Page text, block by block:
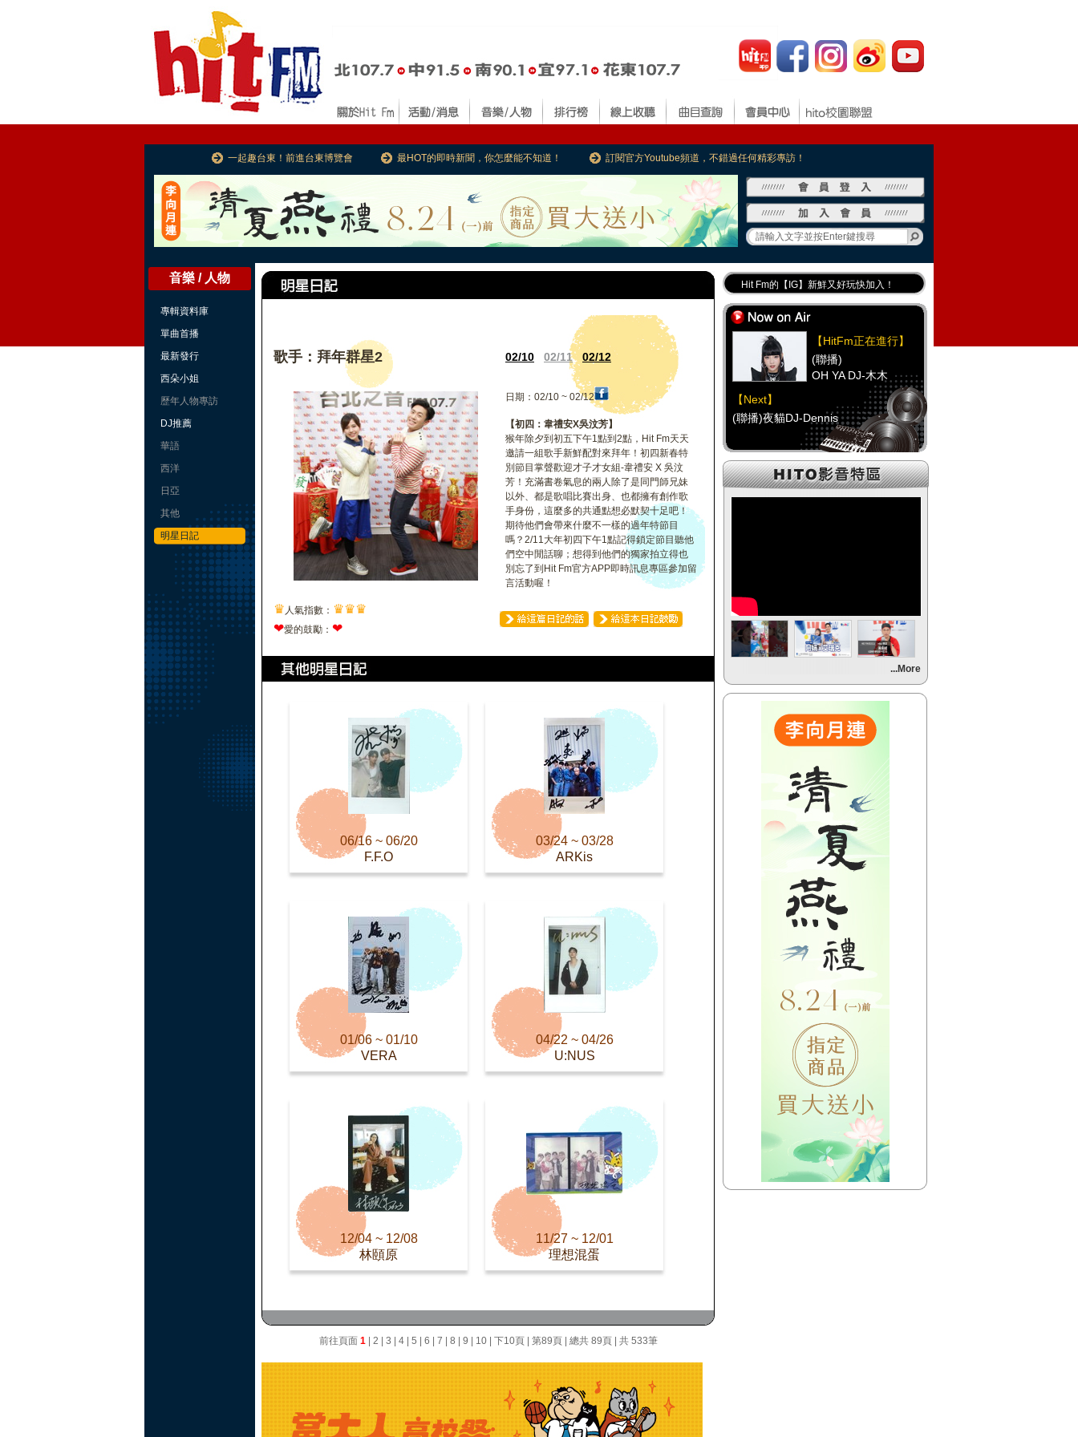
一起趣台東！前進台東博覽會 最HOT的即時新聞，你怎麼能不知道！ 訂閱官方Youtube頻道，不錯過任何精彩專訪！
音樂 / 人物
專輯資料庫
單曲首播
最新發行
西朵小姐
歷年人物專訪
DJ推薦
華語
西洋
日亞
其他
明星日記
歌手：拜年群星2 02/10 02/11 02/12
日期：02/10 ~ 02/12
【初四：韋禮安X吳汶芳】
猴年除夕到初五下午1點到2點，Hit Fm天天
邀請一組歌手新鮮配對來拜年！初四新春特
別節目掌聲歡迎才子才女組-韋禮安 X 吳汶
芳！充滿書卷氣息的兩人除了是同門師兄妹
以外、都是歌唱比賽出身、也都擁有創作歌
手身份，這麼多的共通點想必默契十足吧！
期待他們會帶來什麼不一樣的過年特節目
嗎？2/11大年初四下午1點記得鎖定節目聽他
們空中閒話聊；想得到他們的獨家拍立得也
別忘了到Hit Fm官方APP即時訊息專區參加留
言活動喔！
♛ 人氣指數： ♛♛♛
❤愛的鼓勵： ❤
06/16 ~ 06/20
F.F.O
03/24 ~ 03/28
ARKis
01/06 ~ 01/10
VERA
04/22 ~ 04/26
U:NUS
12/04 ~ 12/08
林頤原
11/27 ~ 12/01
理想混蛋
前往頁面 1| 2 3 4| 5 6 7 8 9 10| 下10頁| 第89頁| 總共 89頁 | 共 533筆
Hit Fm的【IG】新鮮又好玩快加入！
Hit Fm【FB臉書粉絲團】等你加入！
最專業《DJ推薦》好音樂千萬別錯過！
好康報報 最新優惠訊息都在這！
【HitFm正在進行】
(聯播)
OH YA DJ-木木
【Next】
(聯播)夜貓DJ-Dennis
【HitFm正在進行】
(聯播)
(聯播)
OH YA DJ-木木
【Next】
【HitFm正在進行】
(聯播)
(聯播)夜貓DJ-Dennis
【HitFm正在進行】
OH YA DJ-木木
(聯播)夜貓DJ-Dennis
...More